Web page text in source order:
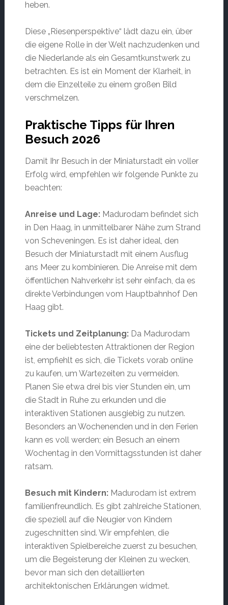
heben.
Diese „Riesenperspektive“ lädt dazu ein, über
die eigene Rolle in der Welt nachzudenken und
die Niederlande als ein Gesamtkunstwerk zu
betrachten. Es ist ein Moment der Klarheit, in
dem die Einzelteile zu einem großen Bild
verschmelzen.
Praktische Tipps für Ihren
Besuch 2026
Damit Ihr Besuch in der Miniaturstadt ein voller
Erfolg wird, empfehlen wir folgende Punkte zu
beachten:
Anreise und Lage:Madurodam befindet sich
in Den Haag, in unmittelbarer Nähe zum Strand
von Scheveningen. Es ist daher ideal, den
Besuch der Miniaturstadt mit einem Ausflug
ans Meer zu kombinieren. Die Anreise mit dem
öffentlichen Nahverkehr ist sehr einfach, da es
direkte Verbindungen vom Hauptbahnhof Den
Haag gibt.
Tickets und Zeitplanung:Da Madurodam
eine der beliebtesten Attraktionen der Region
ist, empfiehlt es sich, die Tickets vorab online
zu kaufen, um Wartezeiten zu vermeiden.
Planen Sie etwa drei bis vier Stunden ein, um
die Stadt in Ruhe zu erkunden und die
interaktiven Stationen ausgiebig zu nutzen.
Besonders an Wochenenden und in den Ferien
kann es voll werden; ein Besuch an einem
Wochentag in den Vormittagsstunden ist daher
ratsam.
Besuch mit Kindern:Madurodam ist extrem
familienfreundlich. Es gibt zahlreiche Stationen,
die speziell auf die Neugier von Kindern
zugeschnitten sind. Wir empfehlen, die
interaktiven Spielbereiche zuerst zu besuchen,
um die Begeisterung der Kleinen zu wecken,
bevor man sich den detaillierten
architektonischen Erklärungen widmet.